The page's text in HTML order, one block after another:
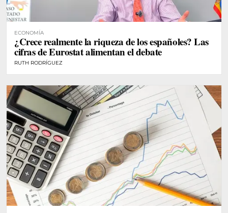
ECONOMÍA
¿Crece realmente la riqueza de los españoles? Las
cifras de Eurostat alimentan el debate
RUTH RODRÍGUEZ